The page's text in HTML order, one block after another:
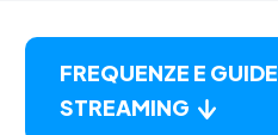
FREQUENZE E GUIDE
STREAMING